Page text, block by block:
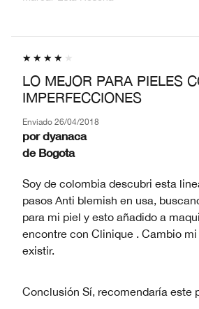
LO MEJOR PARA PIELES
IMPERFECCIONES
Enviado 26/04/2018
por dyanaca
de Bogota
Soy de colombia descubri esta
pasos Anti blemish en usa,
para mi piel y esto añadido a
encontre con Clinique . Cambio
existir.
Conclusión Sí, recomendaría este